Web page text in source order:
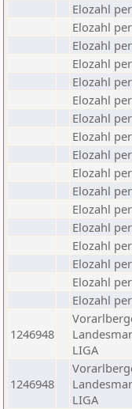
Elozahl
Elozahl
Elozahl
Elozahl
Elozahl
Elozahl
Elozahl
Elozahl
Elozahl
Elozahl
Elozahl
Elozahl
Elozahl
Elozahl
Elozahl
Elozahl
Elozahl
1246948
LIGA
1246948
LIGA